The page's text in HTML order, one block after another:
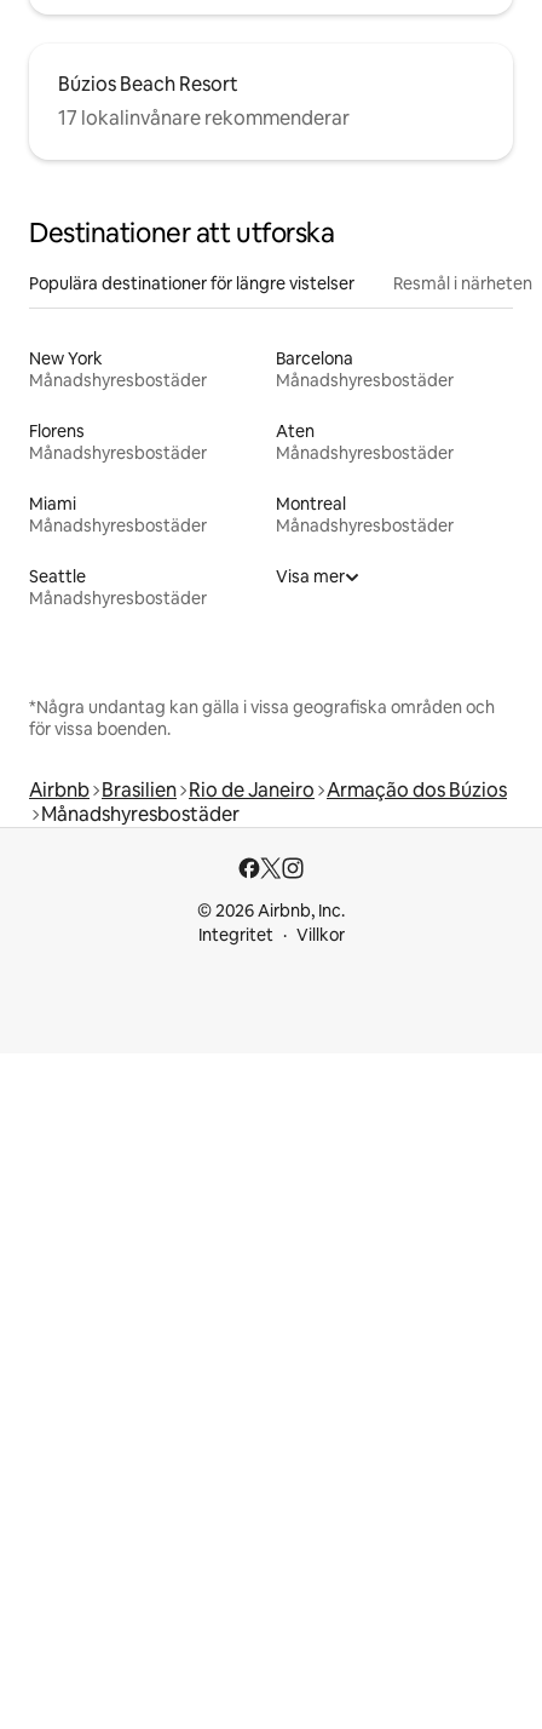
Búzios Beach Resort
17 lokalinvånare rekommenderar
Destinationer att utforska
Populära destinationer för längre vistelser Resmål i närheten
New York
Månadshyresbostäder
Barcelona
Månadshyresbostäder
Florens
Månadshyresbostäder
Aten
Månadshyresbostäder
Miami
Månadshyresbostäder
Montreal
Månadshyresbostäder
Seattle
Månadshyresbostäder
Visa mer
*Några undantag kan gälla i vissa geografiska områden och
för vissa boenden.
Airbnb Brasilien Rio de Janeiro Armação dos Búzios
Månadshyresbostäder
© 2026 Airbnb, Inc.
Integritet
Villkor